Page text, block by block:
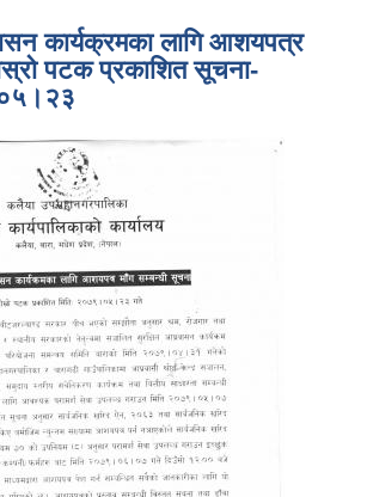
कार्यक्रमका लागि आशयपत्र
पटक प्रकाशित सूचना-